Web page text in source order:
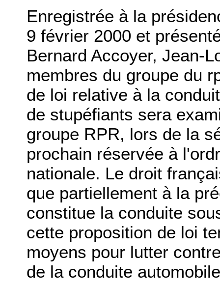
Enregistrée à la
9 février 2000 et
Bernard Accoyer, Jean-
membres du groupe du
de loi relative à la
de stupéfiants sera
groupe RPR, lors de la
prochain réservée à
nationale. Le droit
que partiellement à la
constitue la conduite
cette proposition de loi
moyens pour lutter
de la conduite